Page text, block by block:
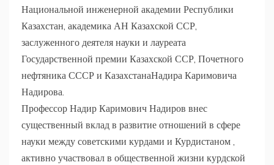
Национальной инженерной академии Республики
Казахстан, академика АН Казахской ССР,
заслуженного деятеля науки и лауреата
Государственной премии Казахской ССР, Почетного
нефтяника СССР и КазахстанаНадира Каримовича
Надирова.
Профессор Надир Каримович Надиров внес
существенный вклад в развитие отношений в сфере
науки между советскими курдами и Курдистаном ,
активно участвовал в общественной жизни курдской